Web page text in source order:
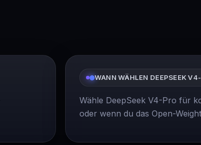
WANN WÄHLEN DEEPSEEK
Wähle DeepSeek V4-Pro für
oder wenn du das Open-